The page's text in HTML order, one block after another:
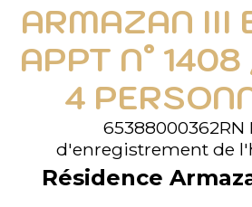
ARMAZAN III
APPT N°
4
65388000362RN
d'enregistrement de
Résidence